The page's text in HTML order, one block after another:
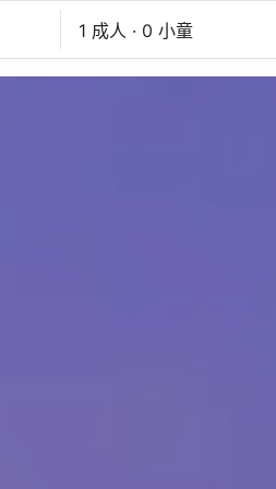
1 成人 · 0 小童